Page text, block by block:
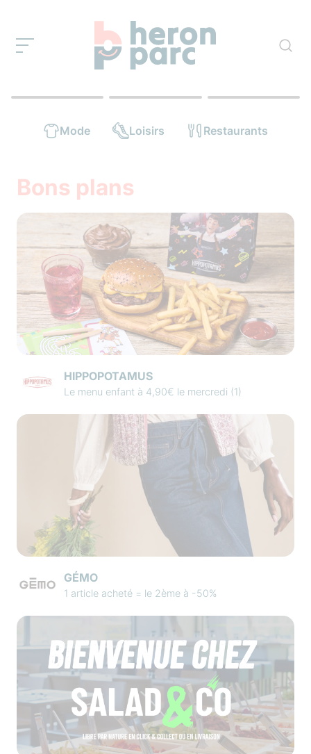
Mode Loisirs Restaurants
Bons plans
HIPPOPOTAMUS
Le menu enfant à 4,90€ le mercredi (1)
GÉMO
1 article acheté = le 2ème à -50%